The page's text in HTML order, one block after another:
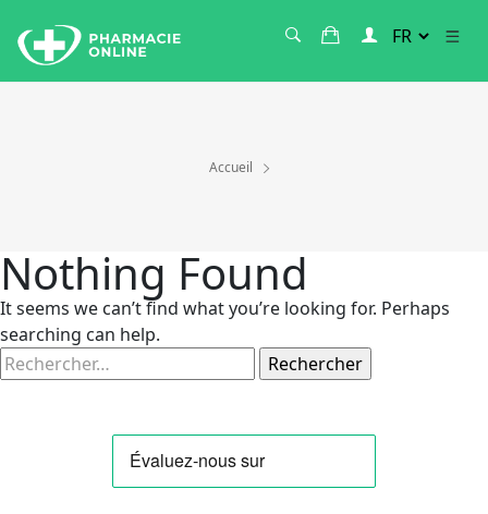
Accueil
Nothing Found
It seems we can’t find what you’re looking for. Perhaps
searching can help.
Rechercher :